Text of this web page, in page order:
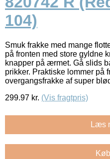
104)
Smuk frakke med mange
på fronten med store gyldne
knapper på ærmet. Gå slids
prikker. Praktiske lommer på
overgangsfrakke af super
299.97 kr. (Vis fragtpris)
Læs